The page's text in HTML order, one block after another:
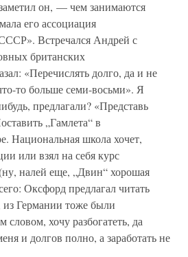
он, — чем занимаются
его ассоциация
Встречался Андрей с
британских
«Перечислять долго, да и не
то больше семи-восьми». Я
предлагали? «Представь
„Гамлета“ в
Национальная школа хочет,
или взял на себя курс
налей еще, „Двин“ хорошая
Оксфорд предлагал читать
Германии тоже были
хочу разбогатеть, да
и долгов полно, а заработать не